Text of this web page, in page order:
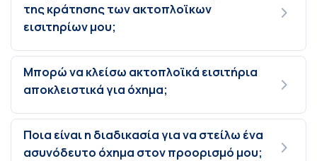
της κράτησης των ακτοπλοϊκων
εισιτηρίων μου;
Μπορώ να κλείσω ακτοπλοϊκά εισιτήρια
αποκλειστικά για όχημα;
Ποια είναι η διαδικασία για να στείλω ένα
ασυνόδευτο όχημα στον προορισμό μου;